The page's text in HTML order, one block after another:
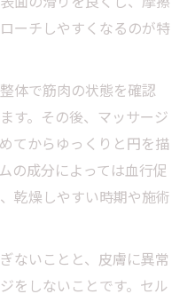
ーチしやすくなるのが特
体で筋肉の状態を確認
す。その後、マッサージ
てからゆっくりと円を描
の成分によっては血行促
乾燥しやすい時期や施術
ないことと、皮膚に異常
をしないことです。セル